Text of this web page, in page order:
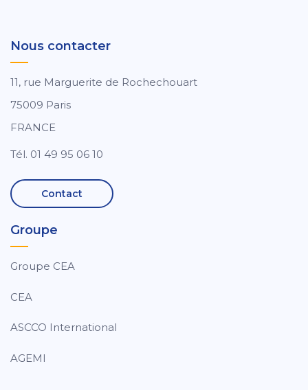
Nous contacter
11, rue Marguerite de Rochechouart
75009 Paris
FRANCE
Tél. 01 49 95 06 10
Contact
Groupe
Groupe CEA
CEA
ASCCO International
AGEMI